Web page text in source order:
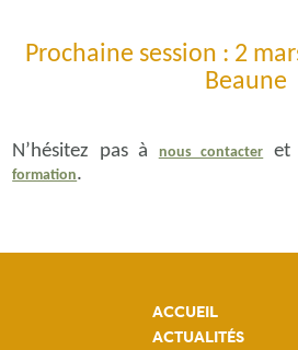
Prochaine session : 2
Beaune
N’hésitez pas à nous contacter et
formation.
ACCUEIL
ACTUALITÉS